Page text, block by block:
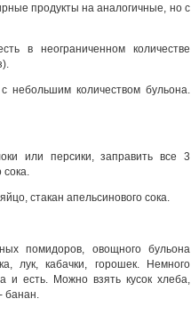
продукты на аналогичные, но с
в неограниченном количестве
небольшим количеством бульона.
или персики, заправить все 3
стакан апельсинового сока.
помидоров, овощного бульона
лук, кабачки, горошек. Немного
и есть. Можно взять кусок хлеба,